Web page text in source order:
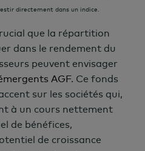
directement dans un indice.
que la répartition
dans le rendement du
peuvent envisager
AGF. Ce fonds
sur les sociétés qui,
à un cours nettement
de bénéfices,
de croissance